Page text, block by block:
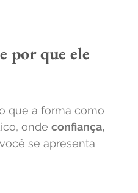
por que ele
que a forma como
onde confiança,
se apresenta